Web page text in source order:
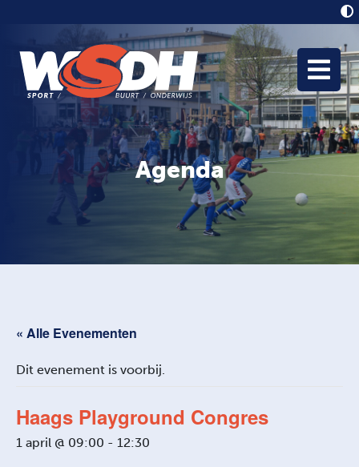
Agenda
« Alle Evenementen
Dit evenement is voorbij.
Haags Playground Congres
1 april @ 09:00 - 12:30